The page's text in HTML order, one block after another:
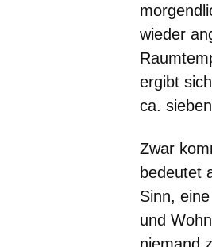
wieder
ergibt
ca.
Zwar
bedeutet
Sinn,
und